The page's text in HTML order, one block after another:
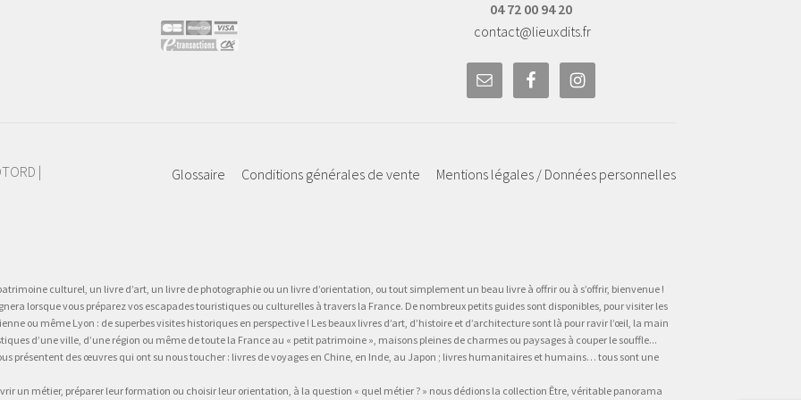
04 72 00 94 20
contact@lieuxdits.fr
Glossaire Conditions générales de vente Mentions légales / Données personnelles
|
culturel, un livre d’art, un livre de photographie ou un livre d’orientation, ou tout simplement un beau livre à offrir ou à s’offrir, bienvenue !
lorsque vous préparez vos escapades touristiques ou culturelles à travers la France. De nombreux petits guides sont disponibles, pour visiter les
ou même Lyon : de superbes visites historiques en perspective ! Les beaux livres d’art, d’histoire et d’architecture sont là pour ravir l’œil, la main
d’une ville, d’une région ou même de toute la France au « petit patrimoine », maisons pleines de charmes ou paysages à couper le souffle...
présentent des œuvres qui ont su nous toucher : livres de voyages en Chine, en Inde, au Japon ; livres humanitaires et humains… tous sont une
un métier, préparer leur formation ou choisir leur orientation, à la question « quel métier ? » nous dédions la collection Être, véritable panorama